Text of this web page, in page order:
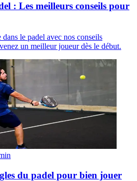
: Les meilleurs conseils pour
le padel avec nos conseils
un meilleur joueur dès le début.
du padel pour bien jouer